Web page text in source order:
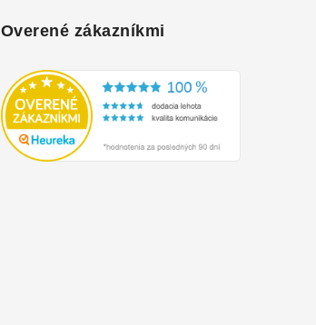
Overené zákazníkmi